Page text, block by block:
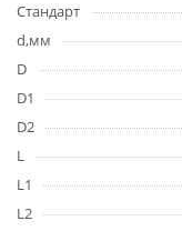
Стандарт
d,мм
D
D1
D2
L
L1
L2